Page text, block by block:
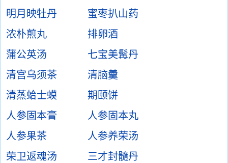
明月映牡丹
蜜枣扒山药
浓朴煎丸
排卵酒
蒲公英汤
七宝美髯丹
清宫乌须茶
清脑羹
清蒸蛤士蟆
期颐饼
人参固本膏
人参固本丸
人参果茶
人参养荣汤
荣卫返魂汤
三才封髓丹